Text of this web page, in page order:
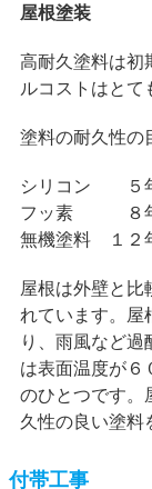
屋根塗装
高耐久塗料は初
ルコストはとて
塗料の耐久性の
シリコン ５
フッ素 ８
無機塗料 １
屋根は外壁と比
れています。屋
り、雨風など
は表面温度が
のひとつです。
久性の良い塗料
付帯工事